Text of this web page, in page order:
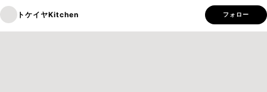
トケイヤKitchen フォロー